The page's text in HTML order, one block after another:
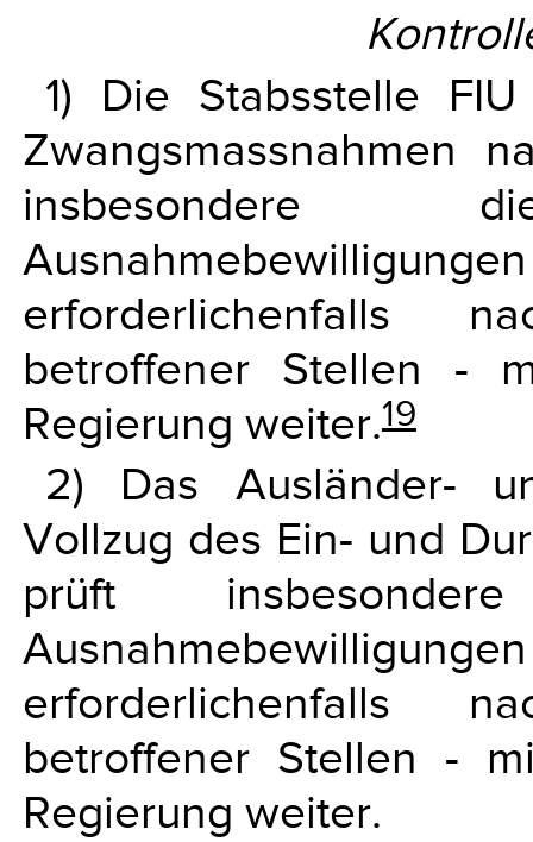
1) Die Stabsstelle
Zwangsmassnahmen
erforderlichenfalls
betroffener Stellen -
Regierung weiter.19
2) Das Ausländer-
Vollzug des Ein- und
prüft
erforderlichenfalls
betroffener Stellen -
Regierung weiter.